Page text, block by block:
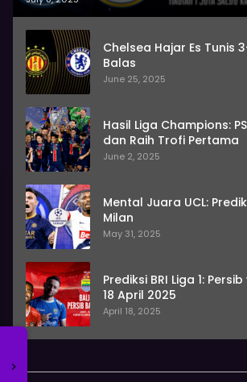
Chelsea Hajar Es Tunis
Balas
June 25, 2025
Hasil Liga Champions:
dan Raih Trofi Pertama
June 2, 2025
Mental Juara UCL:
Milan
May 31, 2025
Prediksi BRI Liga 1:
18 April 2025
April 18, 2025